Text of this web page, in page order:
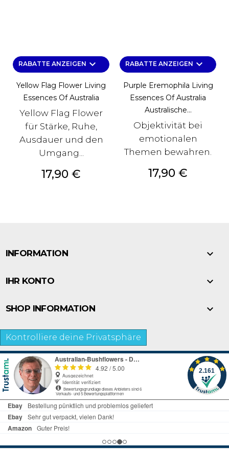
RABATTE ANZEIGEN keyboard_arrow_down
Yellow Flag Flower Living
Essences Of Australia
Yellow Flag Flower
für Stärke, Ruhe,
Ausdauer und den
Umgang...
Preis
17,90 €
RABATTE ANZEIGEN keyboard_arrow_down
Purple Eremophila Living
Essences Of Australia
Australische...
Objektivität bei
emotionalen
Themen bewahren.
Preis
17,90 €
INFORMATION 
IHR KONTO 
SHOP INFORMATION 
Kontrolliere deine Privatsphäre